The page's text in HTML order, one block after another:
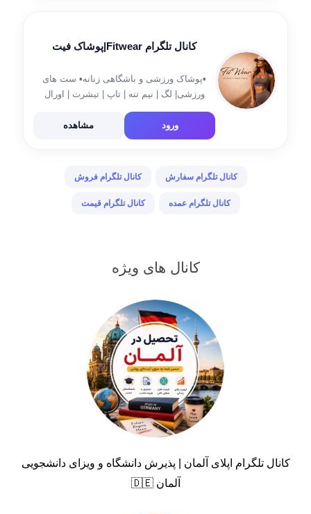
کانال تلگرام Fitwear|پوشاک فیت
▪️پوشاک ورزشی و باشگاهی زنانه▪️ ست های
ورزشی| لگ | نیم تنه | تاپ | تیشرت | اورال
سریع به سراسر ایران ✅️فروش به صورت تک و
عمده […]
ورود مشاهده
کانال تلگرام سفارش کانال تلگرام فروش
کانال تلگرام عمده کانال تلگرام قیمت
کانال های ویژه
کانال تلگرام اپلای آلمان | پذیرش دانشگاه و ویزای دانشجویی
آلمان 🇩🇪